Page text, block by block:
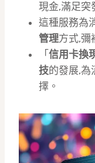
現金,滿足突
這種服務為
管理方式,彌
「 信用卡換
技的發展,為
擇。